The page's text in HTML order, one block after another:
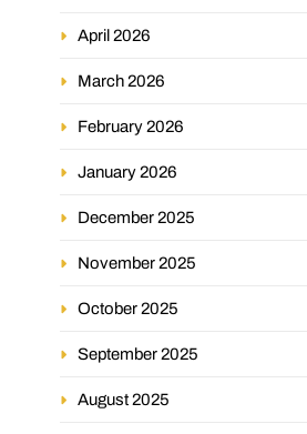
April 2026
March 2026
February 2026
January 2026
December 2025
November 2025
October 2025
September 2025
August 2025